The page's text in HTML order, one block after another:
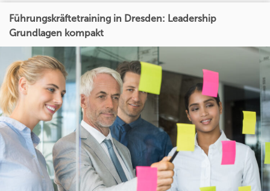
Führungskräftetraining in Dresden: Leadership
Grundlagen kompakt